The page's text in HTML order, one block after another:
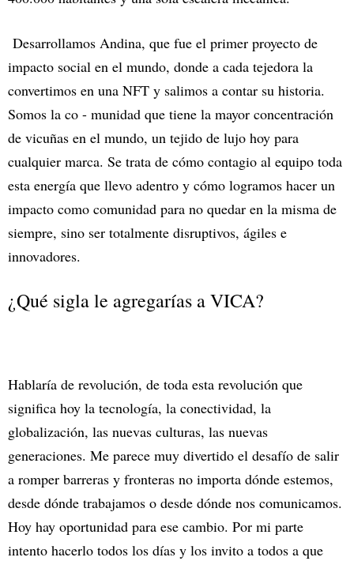
Desarrollamos Andina, que fue el primer proyecto de
impacto social en el mundo, donde a cada tejedora la
convertimos en una NFT y salimos a contar su historia.
Somos la co - munidad que tiene la mayor concentración
de vicuñas en el mundo, un tejido de lujo hoy para
cualquier marca. Se trata de cómo contagio al equipo toda
esta energía que llevo adentro y cómo logramos hacer un
impacto como comunidad para no quedar en la misma de
siempre, sino ser totalmente disruptivos, ágiles e
innovadores.
¿Qué sigla le agregarías a VICA?
Hablaría de revolución, de toda esta revolución que
significa hoy la tecnología, la conectividad, la
globalización, las nuevas culturas, las nuevas
generaciones. Me parece muy divertido el desafío de salir
a romper barreras y fronteras no importa dónde estemos,
desde dónde trabajamos o desde dónde nos comunicamos.
Hoy hay oportunidad para ese cambio. Por mi parte
intento hacerlo todos los días y los invito a todos a que